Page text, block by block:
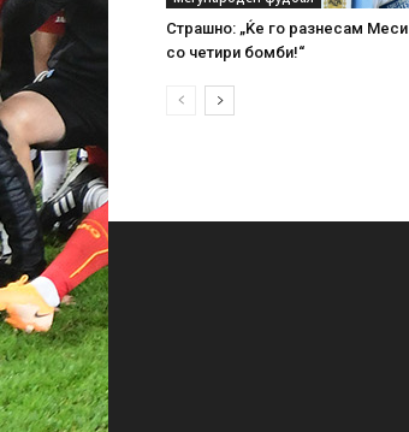
Страшно: „Ќе го разнесам Меси
со четири бомби!“